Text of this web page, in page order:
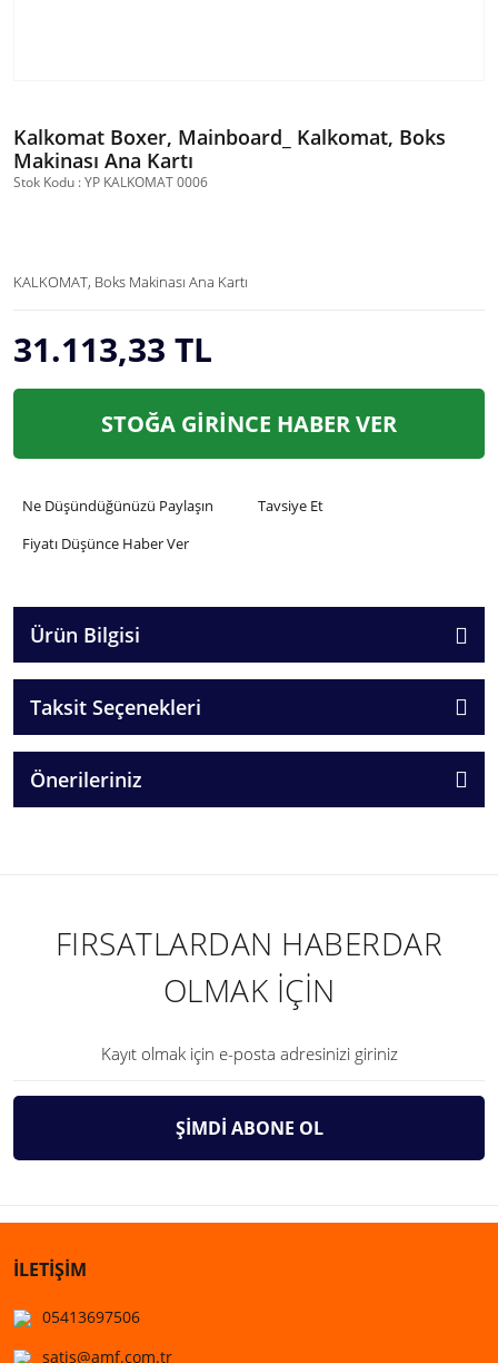
Kalkomat Boxer, Mainboard_ Kalkomat, Boks
Makinası Ana Kartı
Stok Kodu : YP KALKOMAT 0006
KALKOMAT, Boks Makinası Ana Kartı
31.113,33 TL
STOĞA GİRİNCE HABER VER
Ne Düşündüğünüzü Paylaşın
Tavsiye Et
Fiyatı Düşünce Haber Ver
Ürün Bilgisi
Taksit Seçenekleri
Önerileriniz
FIRSATLARDAN HABERDAR
OLMAK İÇİN
ŞİMDİ ABONE OL
İLETİŞİM
05413697506
satis@amf.com.tr